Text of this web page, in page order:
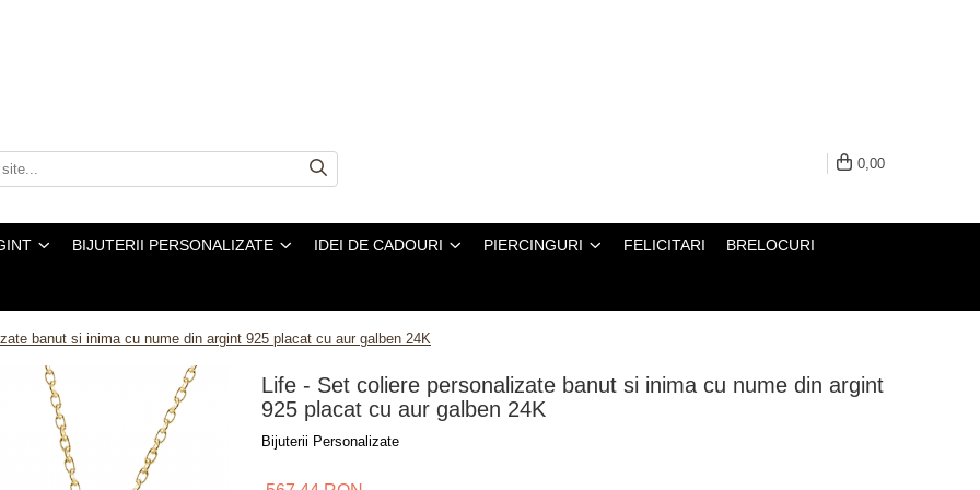
0,00
BIJUTERII PERSONALIZATE IDEI DE CADOURI PIERCINGURI FELICITARI BRELOCURI
banut si inima cu nume din argint 925 placat cu aur galben 24K
Life - Set coliere personalizate banut si inima cu nume din argint
925 placat cu aur galben 24K
Bijuterii Personalizate